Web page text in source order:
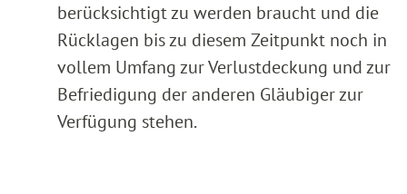
berücksichtigt zu werden braucht und die
Rücklagen bis zu diesem Zeitpunkt noch in
vollem Umfang zur Verlustdeckung und zur
Befriedigung der anderen Gläubiger zur
Verfügung stehen.